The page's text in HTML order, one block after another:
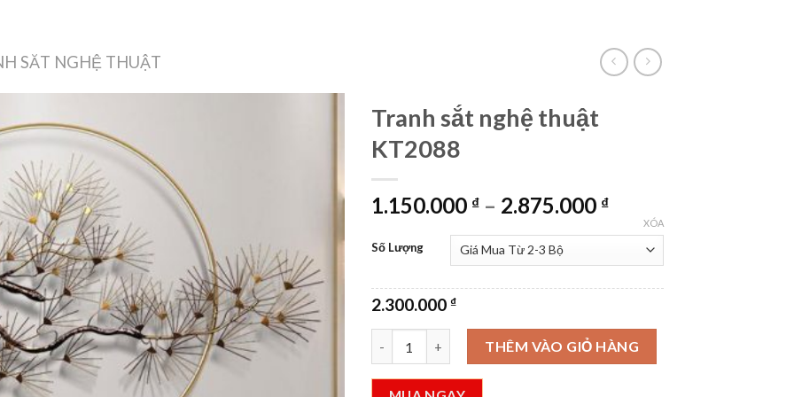
SĂT NGHỆ THUẬT
Tranh sắt nghệ thuật
KT2088
1.150.000 ₫ – 2.875.000 ₫Khoảng
1.150.000 ₫
đến
Số Lượng
XÓA
2.300.000 ₫
Tranh sắt nghệ thuật KT2088 số lượng
THÊM VÀO GIỎ HÀNG